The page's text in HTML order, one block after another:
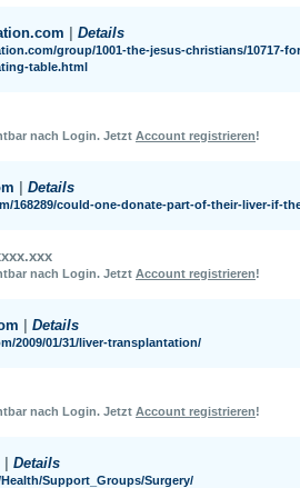
Details
group/1001-the-jesus-christians/10717-
table.html
nach Login. Jetzt Account registrieren!
Details
168289/could-one-donate-part-of-their-liver-if-
nach Login. Jetzt Account registrieren!
Details
2009/01/31/liver-transplantation/
nach Login. Jetzt Account registrieren!
Details
Support_Groups/Surgery/